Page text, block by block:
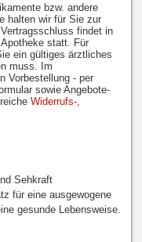
bzw. andere
halten wir für Sie zur
findet in
statt. Für
ein gültiges ärztliches
muss. Im
Vorbestellung - per
sowie Angebote-
Widerrufs-,
Sehkraft
für eine ausgewogene
gesunde Lebensweise.